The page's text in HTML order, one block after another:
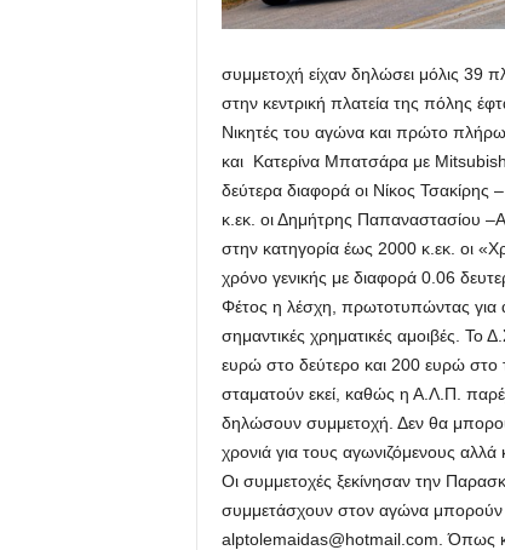
συμμετοχή είχαν δηλώσει μόλις 39
στην κεντρική πλατεία της πόλης
Νικητές του αγώνα και πρώτο
και Κατερίνα Μπατσάρα με
δεύτερα διαφορά οι Νίκος
κ.εκ. οι Δημήτρης Παπαναστασίου
στην κατηγορία έως 2000 κ.εκ. οι
χρόνο γενικής με διαφορά 0.06
Φέτος η λέσχη, πρωτοτυπώντας για
σημαντικές χρηματικές αμοιβές.
ευρώ στο δεύτερο και 200 ευρώ στο
σταματούν εκεί, καθώς η Α.Λ.Π.
δηλώσουν συμμετοχή. Δεν θα
χρονιά για τους αγωνιζόμενους αλλά
Οι συμμετοχές ξεκίνησαν την
συμμετάσχουν στον αγώνα μπορούν
alptolemaidas@hotmail.com. Όπως